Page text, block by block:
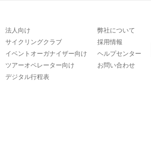
法人向け
サイクリングクラブ
イベントオーガナイザー向け
ツアーオペレーター向け
デジタル行程表
弊社について
採用情報
ヘルプセンター
お問い合わせ